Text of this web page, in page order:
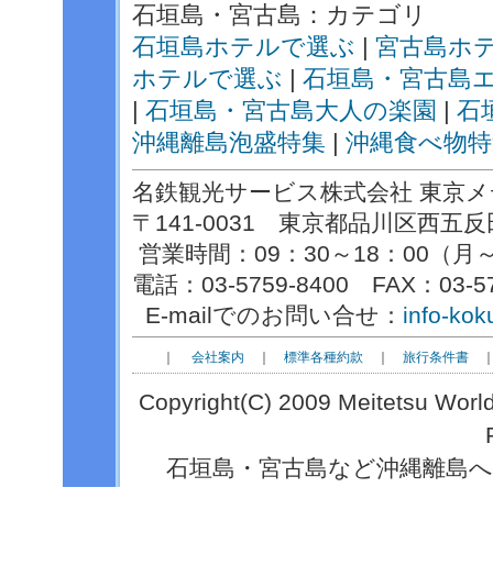
石垣島・宮古島：カテゴリ
石垣島ホテルで選ぶ | 宮古島ホ
ホテルで選ぶ | 石垣島・宮古島
| 石垣島・宮古島大人の楽園 | 石
沖縄離島泡盛特集 | 沖縄食べ物
名鉄観光サービス株式会社 東京
〒141-0031 東京都品川区西五
営業時間：09：30～18：00（月
電話：03-5759-8400 FAX：03-
E-mailでのお問い合せ： info-
会社案内 標準各種約款 旅行条件書
Copyright(C) 2009 Meitetsu
石垣島・宮古島など沖縄離島